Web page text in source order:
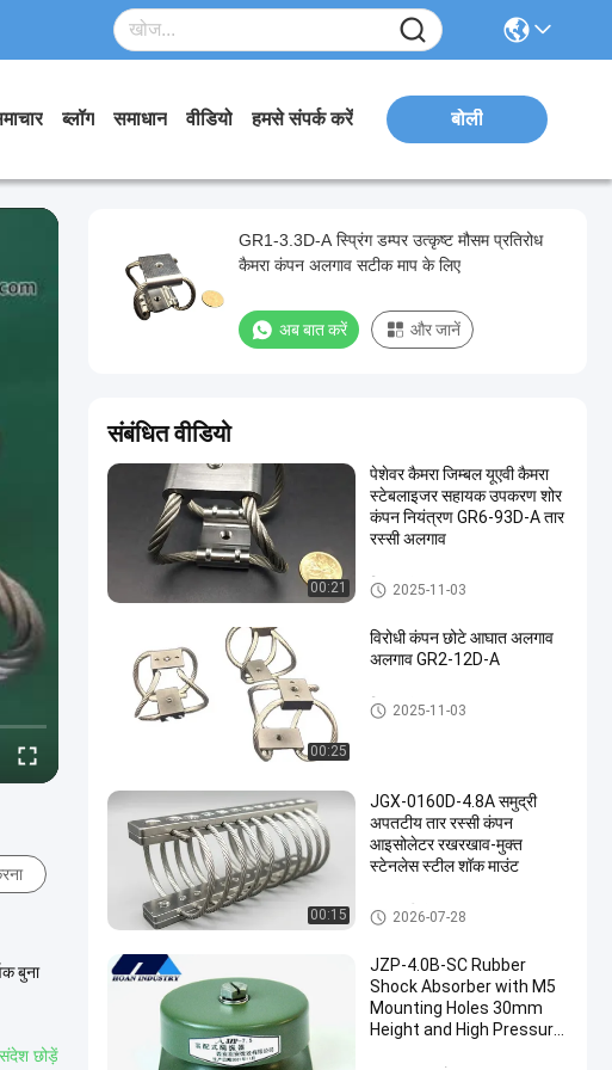
ब्लॉग समाधान वीडियो हमसे संपर्क करें बोली
बुना
संदेश छोड़ें
GR1-3.3D-A स्प्रिंग डम्पर उत्कृष्ट मौसम प्रतिरोध
कैमरा कंपन अलगाव सटीक माप के लिए
अब बात करें और जानें
संबंधित वीडियो
00:21
पेशेवर कैमरा जिम्बल यूएवी कैमरा
स्टेबलाइजर सहायक उपकरण शोर
कंपन नियंत्रण GR6-93D-A तार
रस्सी अलगाव
जिम्बल कंपन पृथक
2025-11-03
00:25
विरोधी कंपन छोटे आघात अलगाव
अलगाव GR2-12D-A
जिम्बल कंपन पृथक
2025-11-03
00:15
JGX-0160D-4.8A समुद्री
अपतटीय तार रस्सी कंपन
आइसोलेटर रखरखाव-मुक्त
स्टेनलेस स्टील शॉक माउंट
तार रस्सी कंपन अलगाव
2026-07-28
JZP-4.0B-SC Rubber
Shock Absorber with M5
Mounting Holes 30mm
Height and High Pressure